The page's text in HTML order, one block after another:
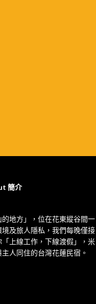
簡介
地方」，位在花東縱谷間一
及旅人隱私，我們每晚僅接
上線工作，下線渡假」，米
人同住的台灣花蓮民宿。